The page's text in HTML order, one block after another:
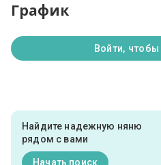
График
Войти, чтобы
Найдите надежную няню
рядом с вами
Начать поиск